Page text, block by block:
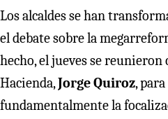
Los alcaldes se han
el debate sobre la
hecho, el jueves se
Hacienda,Jorge Quiroz,
fundamentalmente la